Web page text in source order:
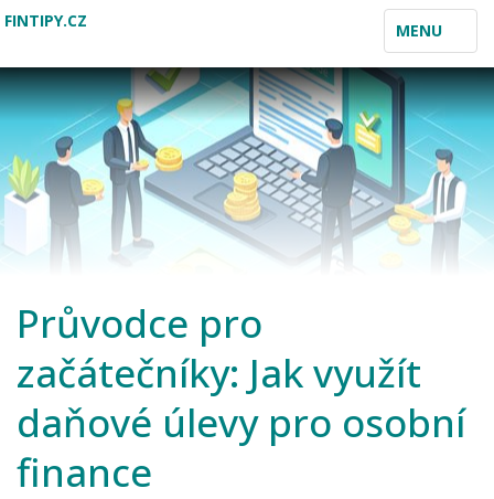
TOGGLE
NAVIGATION
MENU
FINTIPY.CZ
Průvodce pro
začátečníky: Jak využít
daňové úlevy pro osobní
finance